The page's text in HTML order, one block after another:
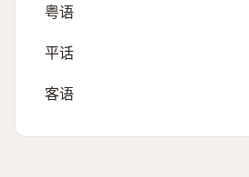
粤语
平话
客语